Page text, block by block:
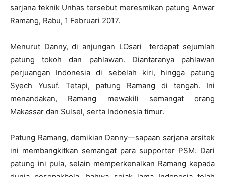
sarjana teknik Unhas tersebut meresmikan patung Anwar
Ramang, Rabu, 1 Februari 2017.
Menurut Danny, di anjungan LOsari terdapat sejumlah
patung tokoh dan pahlawan. Diantaranya pahlawan
perjuangan Indonesia di sebelah kiri, hingga patung
Syech Yusuf. Tetapi, patung Ramang di tengah. Ini
menandakan, Ramang mewakili semangat orang
Makassar dan Sulsel, serta Indonesia timur.
Patung Ramang, demikian Danny—sapaan sarjana arsitek
ini membangkitkan semangat para supporter PSM. Dari
patung ini pula, selain memperkenalkan Ramang kepada